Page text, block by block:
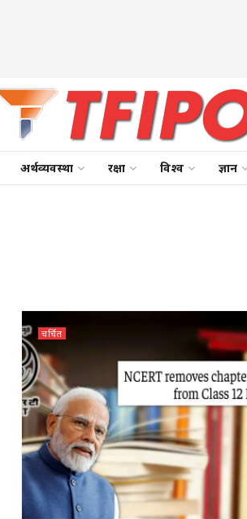
अर्थव्यवस्था रक्षा विश्व ज्ञान
चर्चित